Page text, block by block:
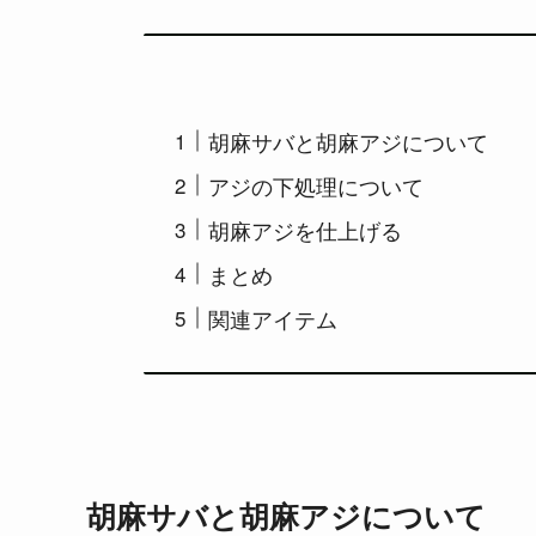
胡麻サバと胡麻アジについて
アジの下処理について
胡麻アジを仕上げる
まとめ
関連アイテム
胡麻サバと胡麻アジについて